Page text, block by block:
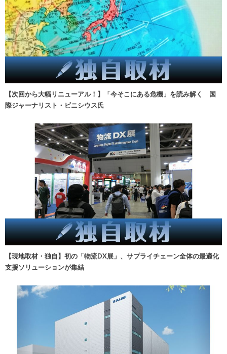
【次回から大幅リニューアル！】「今そこにある危機」を読み解く 国
際ジャーナリスト・ビニシウス氏
【現地取材・独自】初の「物流DX展」、サプライチェーン全体の最適化
支援ソリューションが集結